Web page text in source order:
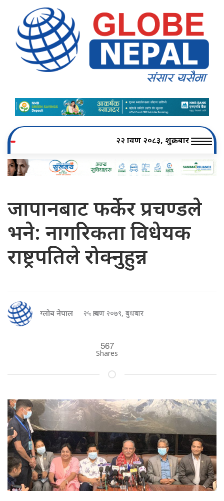
२२ श्रावण २०८३, शुक्रबार
जापानबाट फर्केर प्रचण्डले
भने: नागरिकता विधेयक
राष्ट्रपतिले रोक्नुहुन्न
ग्लोब नेपाल २५ श्रावण २०७९, बुधबार
567
Shares